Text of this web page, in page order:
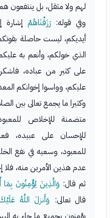
لهم ولا مثقل، بل ينتفعون
وفي قوله: رَزَقْنَاهُمْإشارة
أيديكم، ليست حاصلة
الذي خولكم، وأنعم به
على كثير من عباده،
عليكم، وواسوا إخوانكم
وكثيرا ما يجمع تعالى بين
متضمنة للإخلاص
للإحسان على عبيده،
للمعبود، وسعيه في نفع
عدم هذين الأمرين منه،
ثم قال: وَالَّذِينَ يُؤْمِنُونَ بِمَا
قال تعالى: وَأَنزلَ اللَّهُ